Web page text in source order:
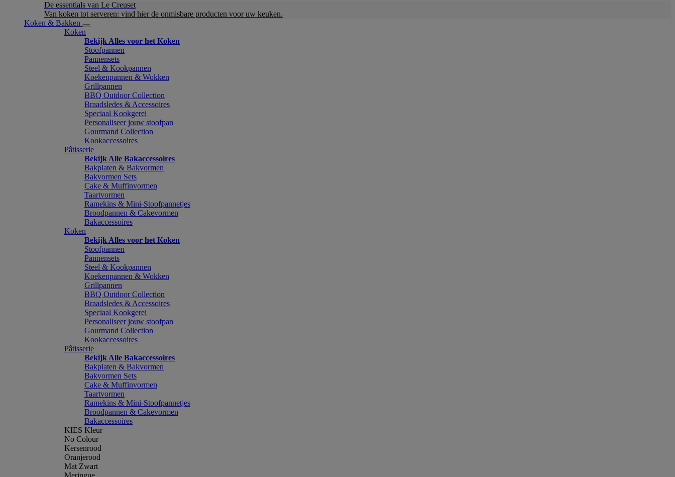
De essentials van Le Creuset
Van koken tot serveren: vind hier de onmisbare producten voor uw keuken.
Koken & Bakken
Koken
Bekijk Alles voor het Koken
Stoofpannen
Pannensets
Steel & Kookpannen
Koekenpannen & Wokken
Grillpannen
BBQ Outdoor Collection
Braadsledes & Accessoires
Speciaal Kookgerei
Personaliseer jouw stoofpan
Gourmand Collection
Kookaccessoires
Pâtisserie
Bekijk Alle Bakaccessoires
Bakplaten & Bakvormen
Bakvormen Sets
Cake & Muffinvormen
Taartvormen
Ramekins & Mini-Stoofpannetjes
Broodpannen & Cakevormen
Bakaccessoires
Koken
Bekijk Alles voor het Koken
Stoofpannen
Pannensets
Steel & Kookpannen
Koekenpannen & Wokken
Grillpannen
BBQ Outdoor Collection
Braadsledes & Accessoires
Speciaal Kookgerei
Personaliseer jouw stoofpan
Gourmand Collection
Kookaccessoires
Pâtisserie
Bekijk Alle Bakaccessoires
Bakplaten & Bakvormen
Bakvormen Sets
Cake & Muffinvormen
Taartvormen
Ramekins & Mini-Stoofpannetjes
Broodpannen & Cakevormen
Bakaccessoires
KIES Kleur
No Colour
Kersenrood
Oranjerood
Mat Zwart
Meringue